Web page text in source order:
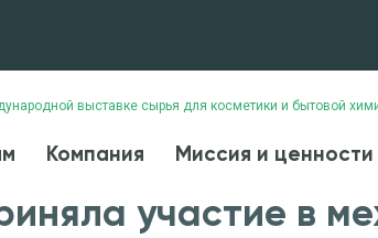
выставке сырья для косметики и бытовой
Компания Миссия и ценности
участие в